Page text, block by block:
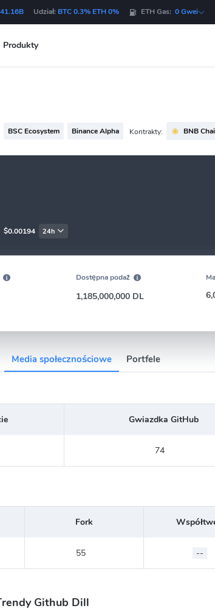
Udział: BTC 0.3% ETH 0% ETH Gas: 0 Gwei
Produkty
BSC Ecosystem Binance Alpha Kontrakty: BNB
$0.00194 24h
Dostępna podaż
1,185,000,000 DL
Media społecznościowe Portfele
Gwiazdka GitHub
74
Fork
55 --
Github Dill